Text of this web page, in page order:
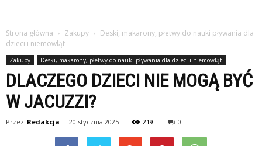
Strona główna Zakupy
Deski, makarony, płetwy do nauki pływania dla
dzieci i niemowląt
Zakupy Deski, makarony, płetwy do nauki pływania dla dzieci i niemowląt
DLACZEGO DZIECI NIE MOGĄ BYĆ
W JACUZZI?
Przez Redakcja - 20 stycznia 2025 219 0